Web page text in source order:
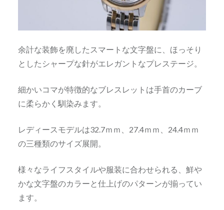
余計な装飾を廃したスマートな文字盤に、ほっそり
としたシャープな針がエレガントなプレステージ。
細かいコマが特徴的なブレスレットは手首のカーブ
に柔らかく馴染みます。
レディースモデルは32.7ｍｍ、27.4ｍｍ、24.4ｍｍ
の三種類のサイズ展開。
様々なライフスタイルや服装に合わせられる、鮮や
かな文字盤のカラーと仕上げのパターンが揃ってい
ます。